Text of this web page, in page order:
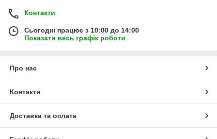
Контакти
Сьогодні працює з 10:00 до 14:00
Показати весь графік роботи
Про нас
Контакти
Доставка та оплата